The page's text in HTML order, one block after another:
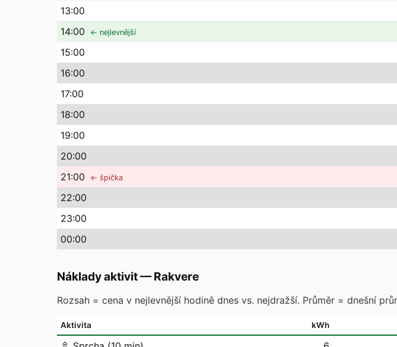
13:00
14:00 ← nejlevnější
15:00
16:00
17:00
18:00
19:00
20:00
21:00 ← špička
22:00
23:00
00:00
Náklady aktivit—Rakvere
Rozsah = cena v nejlevnější hodině dnes vs. nejdražší. Průměr = dnešní
Aktivita kWh